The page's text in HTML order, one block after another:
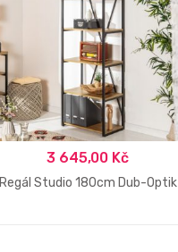
3 645,00 Kč
Regál Studio 180cm Dub-Optik